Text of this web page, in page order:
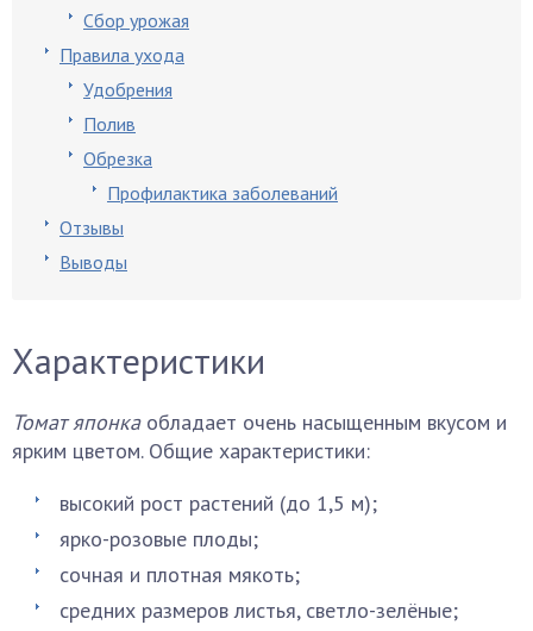
Сбор урожая
Правила ухода
Удобрения
Полив
Обрезка
Профилактика заболеваний
Отзывы
Выводы
Характеристики
Томат японка обладает очень насыщенным вкусом и
ярким цветом. Общие характеристики:
высокий рост растений (до 1,5 м);
ярко-розовые плоды;
сочная и плотная мякоть;
средних размеров листья, светло-зелёные;